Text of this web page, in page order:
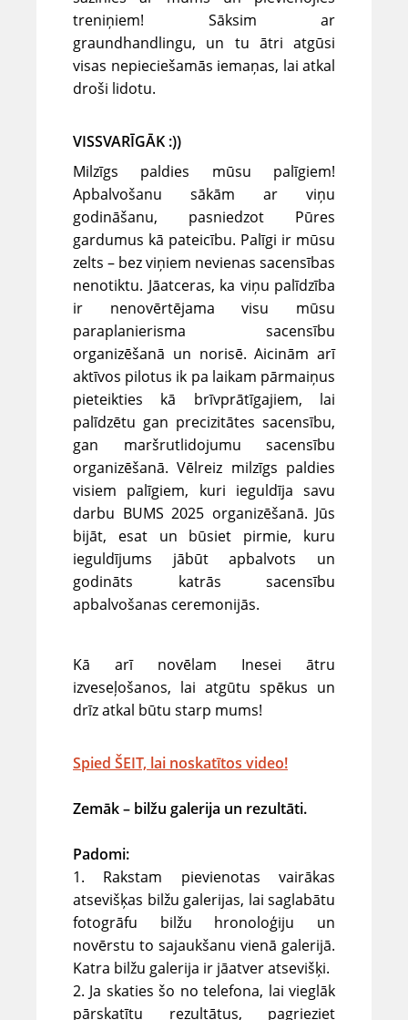
treniņiem! Sāksim ar
graundhandlingu, un tu ātri atgūsi
visas nepieciešamās iemaņas, lai atkal
droši lidotu.
VISSVARĪGĀK :))
Milzīgs paldies mūsu palīgiem!
Apbalvošanu sākām ar viņu
godināšanu, pasniedzot Pūres
gardumus kā pateicību. Palīgi ir mūsu
zelts – bez viņiem nevienas sacensības
nenotiktu. Jāatceras, ka viņu palīdzība
ir nenovērtējama visu mūsu
paraplanierisma sacensību
organizēšanā un norisē. Aicinām arī
aktīvos pilotus ik pa laikam pārmaiņus
pieteikties kā brīvprātīgajiem, lai
palīdzētu gan precizitātes sacensību,
gan maršrutlidojumu sacensību
organizēšanā. Vēlreiz milzīgs paldies
visiem palīgiem, kuri ieguldīja savu
darbu BUMS 2025 organizēšanā. Jūs
bijāt, esat un būsiet pirmie, kuru
ieguldījums jābūt apbalvots un
godināts katrās sacensību
apbalvošanas ceremonijās.
Kā arī novēlam Inesei ātru
izveseļošanos, lai atgūtu spēkus un
drīz atkal būtu starp mums!
Spied ŠEIT, lai noskatītos video!
Zemāk – bilžu galerija un rezultāti.
Padomi:
1. Rakstam pievienotas vairākas
atsevišķas bilžu galerijas, lai saglabātu
fotogrāfu bilžu hronoloģiju un
novērstu to sajaukšanu vienā galerijā.
Katra bilžu galerija ir jāatver atsevišķi.
2. Ja skaties šo no telefona, lai vieglāk
pārskatītu rezultātus, pagrieziet